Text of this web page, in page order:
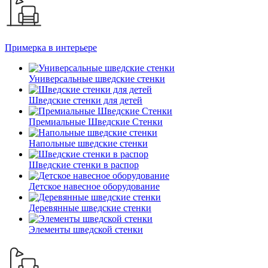
Примерка в интерьере
Универсальные шведские стенки
Шведские стенки для детей
Премиальные Шведские Стенки
Напольные шведские стенки
Шведские стенки в распор
Детское навесное оборудование
Деревянные шведские стенки
Элементы шведской стенки